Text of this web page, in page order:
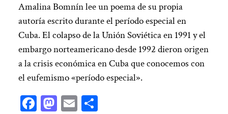
Amalina Bomnín lee un poema de su propia
autoría escrito durante el período especial en
Cuba. El colapso de la Unión Soviética en 1991 y el
embargo norteamericano desde 1992 dieron origen
a la crisis económica en Cuba que conocemos con
el eufemismo «período especial».
Facebook
Mastodon
EmailCompartir